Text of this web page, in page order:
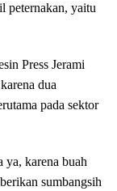
peternakan, yaitu
Press Jerami
dua
pada sektor
ya, karena buah
sumbangsih